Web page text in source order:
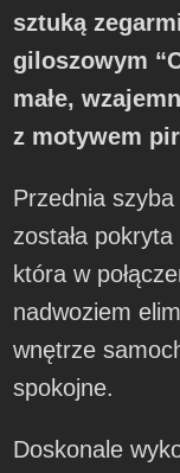
sztuką
giloszowym
małe,
z motywem
Przednia
została
która w
nadwoziem
wnętrze
spokojne.
Doskonale